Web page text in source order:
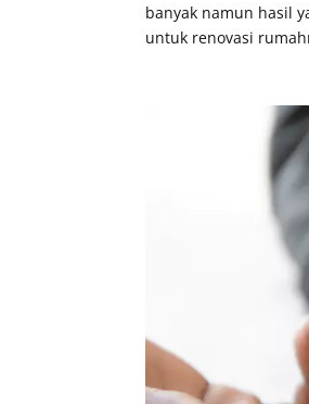
banyak namun hasil
untuk renovasi